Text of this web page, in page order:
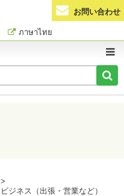
お問い合わせ
ภาษาไทย
>
ビジネス（出張・営業など）